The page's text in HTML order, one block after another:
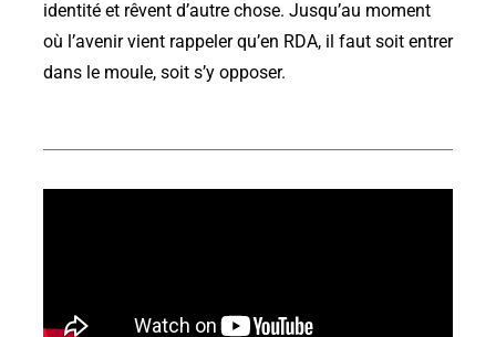
identité et rêvent d’autre chose. Jusqu’au moment
où l’avenir vient rappeler qu’en RDA, il faut soit entrer
dans le moule, soit s’y opposer.